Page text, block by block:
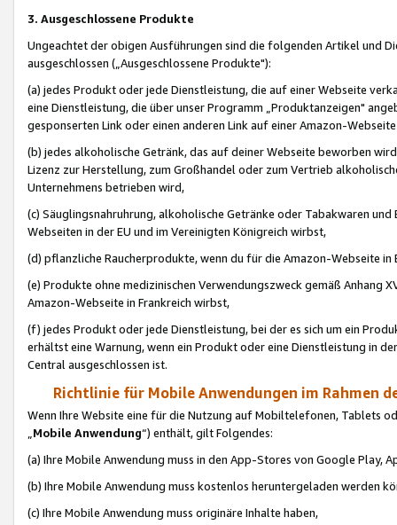
3. Ausgeschlossene Produkte
Ungeachtet der obigen Ausführungen sind die folgenden Artikel und
ausgeschlossen („Ausgeschlossene Produkte"):
(a) jedes Produkt oder jede Dienstleistung, die auf einer Webseite
eine Dienstleistung, die über unser Programm „Produktanzeigen"
gesponserten Link oder einen anderen Link auf einer Amazon-
(b) jedes alkoholische Getränk, das auf deiner Webseite beworben
Lizenz zur Herstellung, zum Großhandel oder zum Vertrieb
Unternehmens betrieben wird,
(c) Säuglingsnahruhrung, alkoholische Getränke oder Tabakwaren
Webseiten in der EU und im Vereinigten Königreich wirbst,
(d) pflanzliche Raucherprodukte, wenn du für die Amazon-Webseite in
(e) Produkte ohne medizinischen Verwendungszweck gemäß Anhang
Amazon-Webseite in Frankreich wirbst,
(f) jedes Produkt oder jede Dienstleistung, bei der es sich um ein
erhältst eine Warnung, wenn ein Produkt oder eine Dienstleistung in
Central ausgeschlossen ist.
Richtlinie für Mobile Anwendungen im Rahmen
Wenn Ihre Website eine für die Nutzung auf Mobiltelefonen, Tablets
„Mobile Anwendung“) enthält, gilt Folgendes:
(a) Ihre Mobile Anwendung muss in den App-Stores von Google Play,
(b) Ihre Mobile Anwendung muss kostenlos heruntergeladen werden
(c) Ihre Mobile Anwendung muss originäre Inhalte haben,